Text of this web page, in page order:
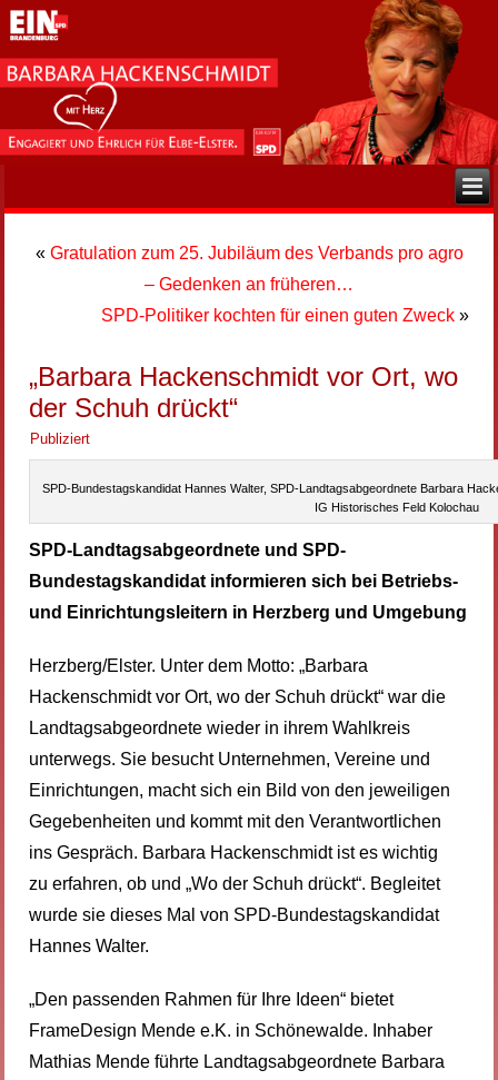
« Gratulation zum 25. Jubiläum des Verbands pro agro
– Gedenken an früheren…
SPD-Politiker kochten für einen guten Zweck»
„Barbara Hackenschmidt vor Ort, wo
der Schuh drückt“
Publiziert
SPD-Bundestagskandidat Hannes Walter, SPD-Landtagsabgeordnete Barbara
IG Historisches Feld Kolochau
SPD-Landtagsabgeordnete und SPD-
Bundestagskandidat informieren sich bei Betriebs-
und Einrichtungsleitern in Herzberg und Umgebung
Herzberg/Elster. Unter dem Motto: „Barbara
Hackenschmidt vor Ort, wo der Schuh drückt“ war die
Landtagsabgeordnete wieder in ihrem Wahlkreis
unterwegs. Sie besucht Unternehmen, Vereine und
Einrichtungen, macht sich ein Bild von den jeweiligen
Gegebenheiten und kommt mit den Verantwortlichen
ins Gespräch. Barbara Hackenschmidt ist es wichtig
zu erfahren, ob und „Wo der Schuh drückt“. Begleitet
wurde sie dieses Mal von SPD-Bundestagskandidat
Hannes Walter.
„Den passenden Rahmen für Ihre Ideen“ bietet
FrameDesign Mende e.K. in Schönewalde. Inhaber
Mathias Mende führte Landtagsabgeordnete Barbara